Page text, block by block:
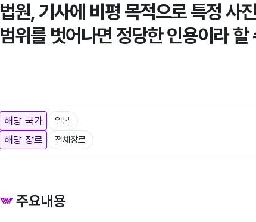
법원, 기사에 비평 목적으로 특정 사
범위를 벗어나면 정당한 인용이라 할
해당 국가 일본
해당 장르 전체장르
주요내용